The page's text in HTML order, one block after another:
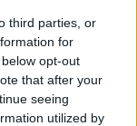
third parties, or
for
opt-out
that after your
seeing
utilized by
az
Kft. és
Zrt. közös